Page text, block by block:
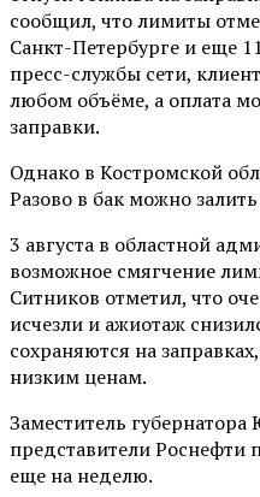
сообщил, что лимиты
Санкт-Петербурге и еще
пресс-службы сети,
любом объёме, а оплата
заправки.
Однако в Костромской
Разово в бак можно
3 августа в областной
возможное смягчение
Ситников отметил, что
исчезли и ажиотаж
сохраняются на
низким ценам.
Заместитель
представители Роснефти
еще на неделю.